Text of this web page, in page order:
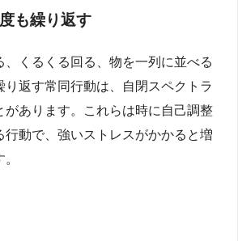
も繰り返す
、くるくる回る、物を一列に並べる
り返す常同行動は、自閉スペクトラ
があります。これらは時に自己調整
行動で、強いストレスがかかると増